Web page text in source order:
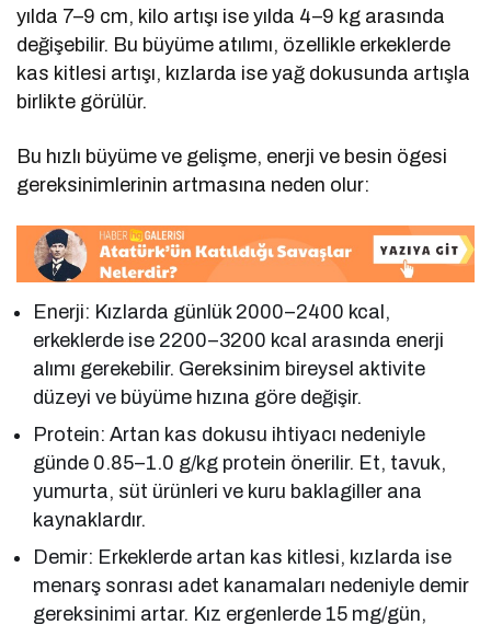
yılda 7–9 cm, kilo artışı ise yılda 4–9 kg arasında
değişebilir. Bu büyüme atılımı, özellikle erkeklerde
kas kitlesi artışı, kızlarda ise yağ dokusunda artışla
birlikte görülür.
Bu hızlı büyüme ve gelişme, enerji ve besin ögesi
gereksinimlerinin artmasına neden olur:
Enerji: Kızlarda günlük 2000–2400 kcal,
erkeklerde ise 2200–3200 kcal arasında enerji
alımı gerekebilir. Gereksinim bireysel aktivite
düzeyi ve büyüme hızına göre değişir.
Protein: Artan kas dokusu ihtiyacı nedeniyle
günde 0.85–1.0 g/kg protein önerilir. Et, tavuk,
yumurta, süt ürünleri ve kuru baklagiller ana
kaynaklardır.
Demir: Erkeklerde artan kas kitlesi, kızlarda ise
menarş sonrası adet kanamaları nedeniyle demir
gereksinimi artar. Kız ergenlerde 15 mg/gün,